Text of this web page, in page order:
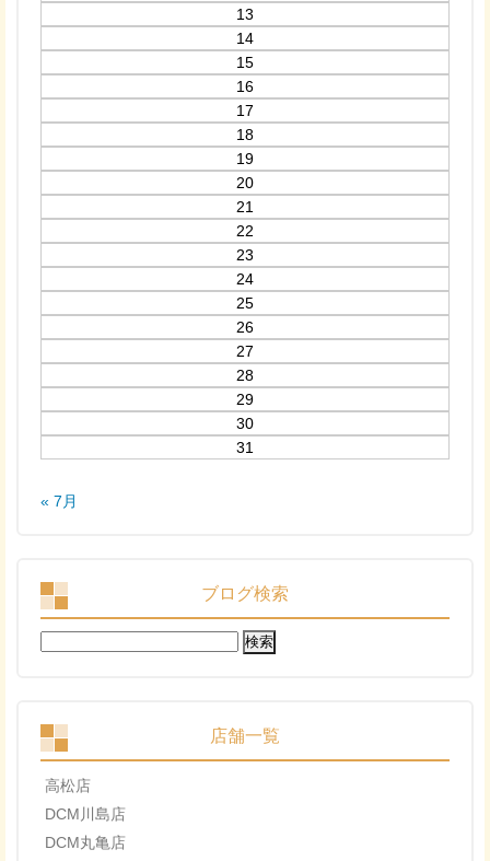
13
14
15
16
17
18
19
20
21
22
23
24
25
26
27
28
29
30
31
« 7月
ブログ検索
検
索:
店舗一覧
高松店
DCM川島店
DCM丸亀店